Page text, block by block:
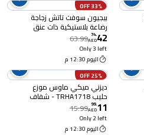
33% OFF
بيجيون سوفت تاتش زجاجة
رضاعة بلاستيكية ذات عنق
عريض بسعة 240 ملل
42
.
74
AED
63.99
Only 3 left
اليوم 12:30 م
25% OFF
ديزني ميكي ماوس موزع
حليب TRHA1718 - شفاف
11
.
99
AED
15.99
Only 2 left
اليوم 12:30 م